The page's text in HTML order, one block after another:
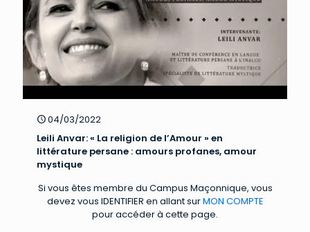
04/03/2022
Leili Anvar: « La religion de l’Amour » en
littérature persane : amours profanes, amour
mystique
Si vous êtes membre du Campus Maçonnique, vous
devez vous IDENTIFIER en allant surMON COMPTE
pour accéder à cette page.